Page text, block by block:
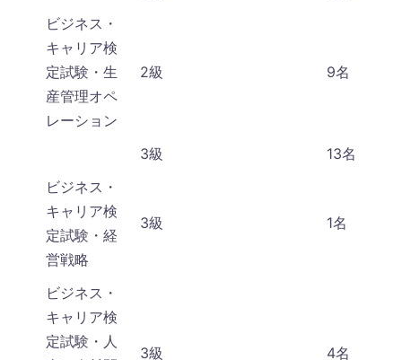
ビジネス・
キャリア検
定試験・生
産管理オペ
レーション
2級 9名
3級
13名
ビジネス・
キャリア検
定試験・経
営戦略
3級 1名
ビジネス・
キャリア検
定試験・人
3級 4名